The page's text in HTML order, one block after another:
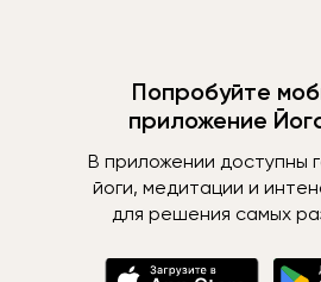
Попробуйте
приложение
В приложении доступны
йоги, медитации и
для решения самых